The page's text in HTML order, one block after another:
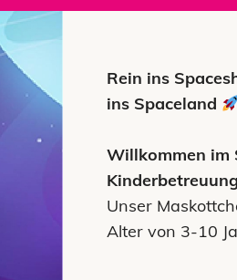
Rein ins
ins Spaceland
Willkommen im
Unser
Alter von 3-10